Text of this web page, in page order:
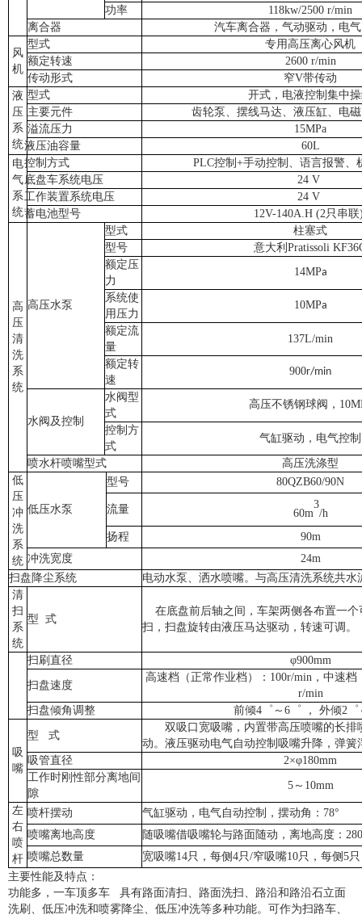
功率 118kw/2500 r/min
离合器
汽车离合器，气动驱动，电
风
机
型式
专用高压离心风机
额定转速
2600r/min
传动形式
窄V带传动
液
压
系
统
型式
开式，电液控制集中
主要元件
齿轮泵、摆线马达、液压缸、电
溢流压力
15MPa
液压油容量
60L
电
气
系
统
控制方式
PLC控制+手动控制、语言报警、
底盘车系统电压
24 V
工作装置系统电压
24 V
蓄电池型号
12V-140A.H (2只串联
高
压
清
洗
系
统
高压水泵
型式
柱塞式
型号
意大利 Pratissoli KF36
额定压
力
14MPa
系统使
用压力
10MPa
额定流
量
137L/min
额定转
速
900r/min
水阀及控制
水阀型
式
高压不锈钢球阀，
控制方
式
气缸驱动，电气控制
喷水杆喷嘴型式
高压洗涤型
低
压
冲
洗
系
统
低压水泵
型号 80QZB60/90N
流量 60m
3
/h
扬程
90m
冲洗宽度
24m
扫盘降尘系统
电动水泵、洒水喷嘴。与高压清洗系统共水
清
扫
系
统
型 式
在底盘前后轴之间，车架两侧各布置一个
扫，扫盘旋转由液压马达驱动，转速可调。
扫刷直径 φ900mm
扫盘速度
高速档（正常作业档）： 100r/min ，中速档
r/min
扫盘倾角调整
前倾4 ゜～ 6 ゜ ， 外倾2
吸
嘴
型 式
双吸口宽吸嘴，内置带高压喷嘴的长排
动。液压驱动电气自动控制吸嘴升降，弹簧
吸管直径
2×φ180mm
工作时刚性部分离地间
隙
5～ 10mm
左
右
喷
杆
喷杆摆动 气缸驱动，电气自动控制，摆动角： 78°
喷嘴离地高度
随吸嘴借吸嘴轮与路面随动，离地高度：
喷嘴总数量
宽吸嘴14只，每侧 4只 /窄吸嘴10只，每侧 5只
主要性能及特点：
功能多，一车顶多车 具有路面清扫、路面洗扫、路沿和路沿石立面
洗刷、低压冲洗和喷雾降尘、低压冲洗等多种功能。可作为扫路车、